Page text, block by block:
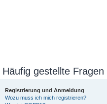
Häufig gestellte Fragen
Registrierung und Anmeldung
Wozu muss ich mich registrieren?